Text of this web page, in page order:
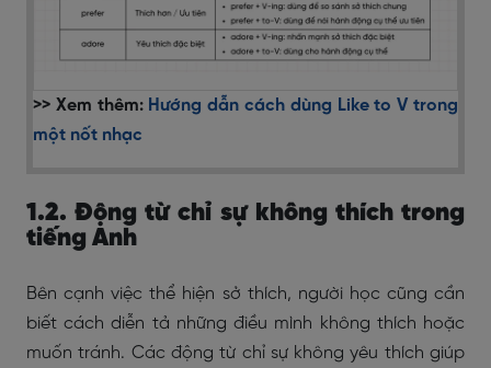
>> Xem thêm: Hướng dẫn cách dùng Like to V trong
một nốt nhạc
1.2. Động từ chỉ sự không thích trong
tiếng Anh
Bên cạnh việc thể hiện sở thích, người học cũng cần
biết cách diễn tả những điều mình không thích hoặc
muốn tránh. Các động từ chỉ sự không yêu thích giúp